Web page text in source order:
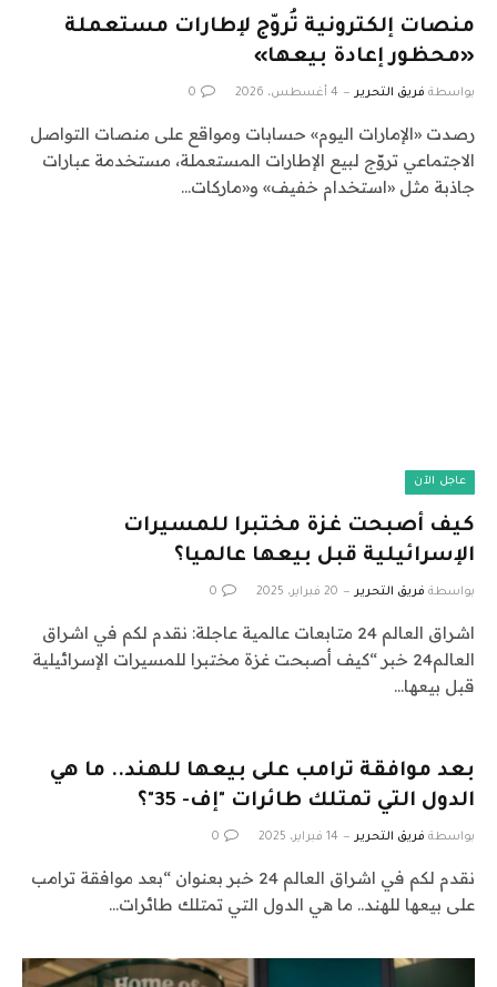
منصات إلكترونية تُروّج لإطارات مستعملة
«محظور إعادة بيعها»
بواسطة فريق التحرير 4 أغسطس، 2026 0
رصدت «الإمارات اليوم» حسابات ومواقع على منصات التواصل
الاجتماعي تروّج لبيع الإطارات المستعملة، مستخدمة عبارات
جاذبة مثل «استخدام خفيف» و«ماركات…
عاجل الآن
كيف أصبحت غزة مختبرا للمسيرات
الإسرائيلية قبل بيعها عالميا؟
بواسطة فريق التحرير 20 فبراير، 2025 0
اشراق العالم 24 متابعات عالمية عاجلة: نقدم لكم في اشراق
العالم24 خبر “كيف أصبحت غزة مختبرا للمسيرات الإسرائيلية
قبل بيعها…
بعد موافقة ترامب على بيعها للهند.. ما هي
الدول التي تمتلك طائرات "إف- 35"؟
بواسطة فريق التحرير 14 فبراير، 2025 0
نقدم لكم في اشراق العالم 24 خبر بعنوان “بعد موافقة ترامب
على بيعها للهند.. ما هي الدول التي تمتلك طائرات…